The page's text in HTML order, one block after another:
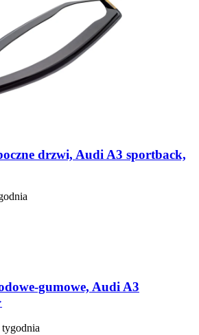
drzwi, Audi A3 sportback,
gumowe, Audi A3